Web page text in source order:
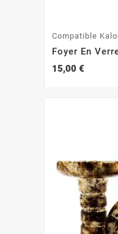
Compatible
Foyer En
15,00 €